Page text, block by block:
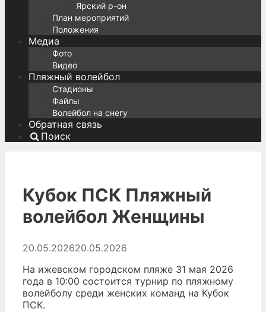
Ярский р-он
План мероприятий
Положения
Медиа
Фото
Видео
Пляжный волейбол
Стадионы
Файлы
Волейбол на снегу
Обратная связь
Поиск
Кубок ПСК Пляжный
волейбол Женщины
20.05.202620.05.2026
На ижевском городском пляже 31 мая 2026
года в 10:00 состоится турнир по пляжному
волейболу среди женских команд на Кубок
ПСК.